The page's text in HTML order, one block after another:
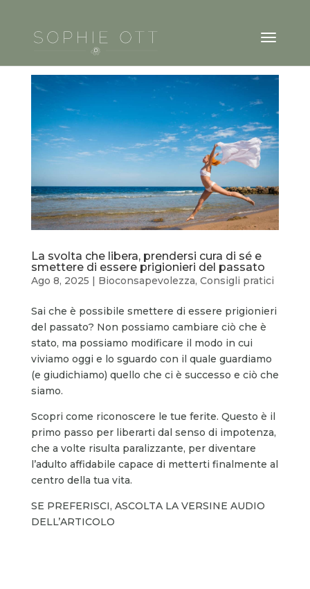
La svolta che libera, prendersi cura di sé e
smettere di essere prigionieri del passato
Ago 8, 2025 | Bioconsapevolezza, Consigli pratici
Sai che è possibile smettere di essere prigionieri
del passato? Non possiamo cambiare ciò che è
stato, ma possiamo modificare il modo in cui
viviamo oggi e lo sguardo con il quale guardiamo
(e giudichiamo) quello che ci è successo e ciò che
siamo.
Scopri come riconoscere le tue ferite. Questo è il
primo passo per liberarti dal senso di impotenza,
che a volte risulta paralizzante, per diventare
l’adulto affidabile capace di metterti finalmente al
centro della tua vita.
SE PREFERISCI, ASCOLTA LA VERSINE AUDIO
DELL’ARTICOLO